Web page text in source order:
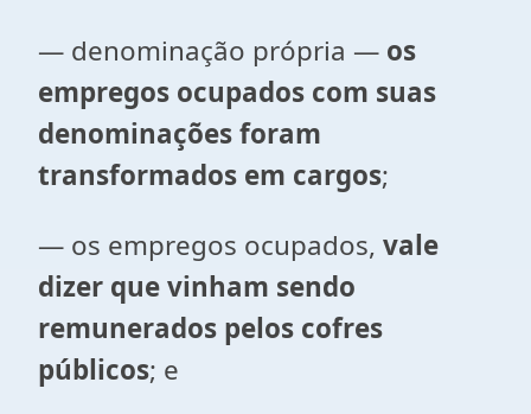
— denominação própria — os
empregos ocupados com suas
denominações foram
transformados em cargos;
— os empregos ocupados, vale
dizer que vinham sendo
remunerados pelos cofres
públicos; e